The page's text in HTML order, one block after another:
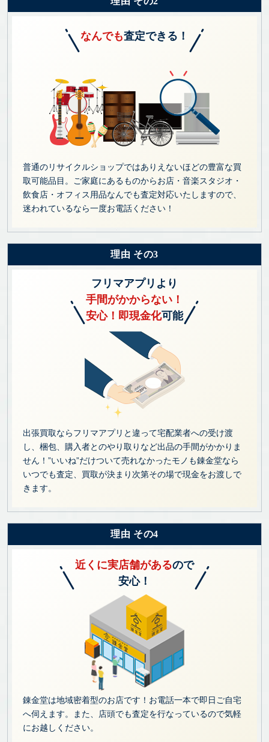
なんでも査定できる！
普通のリサイクルショップではありえないほどの豊富な買
取可能品目。ご家庭にあるものからお店・音楽スタジオ・
飲食店・オフィス用品なんでも査定対応いたしますので、
迷われているなら一度お電話ください！
理由 その3
フリマアプリより
手間がかからない！
安心！即現金化可能
出張買取ならフリマアプリと違って宅配業者への受け渡
し、梱包、購入者とのやり取りなど出品の手間がかかりま
せん！”いいね”だけついて売れなかったモノも錬金堂なら
いつでも査定、買取が決まり次第その場で現金をお渡しで
きます。
理由 その4
近くに実店舗があるので
安心！
錬金堂は地域密着型のお店です！お電話一本で即日ご自宅
へ伺えます。また、店頭でも査定を行なっているので気軽
にお越しください。